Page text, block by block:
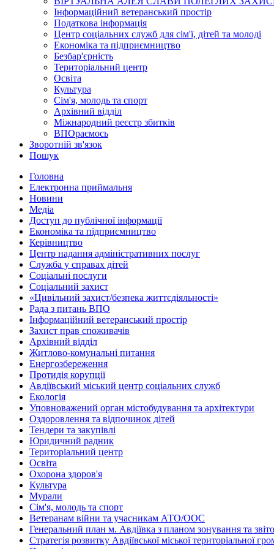
Інформаційний ветеранський простір
Податкова інформація
Центр соціальних служб для сім'ї, дітей та молоді
Економіка та підприємництво
Безбар'єрність
Територіальний центр
Освіта
Культура
Сім'я, молодь та спорт
Архівний відділ
Міжнародний реєстр збитків
ВПОраємось
Зворотній зв'язок
Пошук
Головна
Електронна приймальня
Новини
Медіа
Доступ до публічної інформації
Економіка та підприємництво
Керівництво
Центр надання адміністративних послуг
Служба у справах дітей
Соціальні послуги
Соціальний захист
«Цивільний захист/безпека життєдіяльності»
Рада з питань ВПО
Інформаційний ветеранський простір
Захист прав споживачів
Архівний відділ
Житлово-комунальні питання
Енергозбереження
Протидія корупції
Авдіївський міський центр соціальних служб
Екологія
Уповноважений орган містобудування та архітектури
Оздоровлення та відпочинок дітей
Тендери та закупівлі
Юридичний радник
Територіальний центр
Освіта
Охорона здоров'я
Культура
Мурали
Сім'я, молодь та спорт
Ветеранам війни та учасникам АТО/ООС
Генеральний план м. Авдіївка з планом зонування та
Стратегія розвитку Авдіївської міської територіальної